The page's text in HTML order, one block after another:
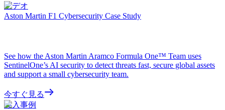
ビデオ
Aston Martin F1 Cybersecurity Case Study
See how the Aston Martin Aramco Formula One™ Team uses
SentinelOne’s AI security to detect threats fast, secure global assets
and support a small cybersecurity team.
今すぐ見る
導入事例